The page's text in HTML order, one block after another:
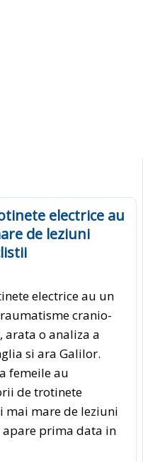
electrice au
de leziuni
electrice au un
cranio-
arata o analiza a
si ara Galilor.
femeile au
de trotinete
mai mare de leziuni
prima data in